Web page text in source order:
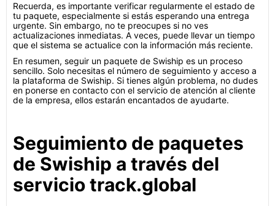
Recuerda, es importante verificar regularmente el estado de
tu paquete, especialmente si estás esperando una entrega
urgente. Sin embargo, no te preocupes si no ves
actualizaciones inmediatas. A veces, puede llevar un tiempo
que el sistema se actualice con la información más reciente.
En resumen, seguir un paquete de Swiship es un proceso
sencillo. Solo necesitas el número de seguimiento y acceso a
la plataforma de Swiship. Si tienes algún problema, no dudes
en ponerse en contacto con el servicio de atención al cliente
de la empresa, ellos estarán encantados de ayudarte.
Seguimiento de paquetes
de Swiship a través del
servicio track.global